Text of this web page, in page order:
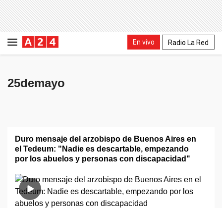
En vivo Radio La Red
25demayo
Duro mensaje del arzobispo de Buenos Aires en
el Tedeum: "Nadie es descartable, empezando
por los abuelos y personas con discapacidad"